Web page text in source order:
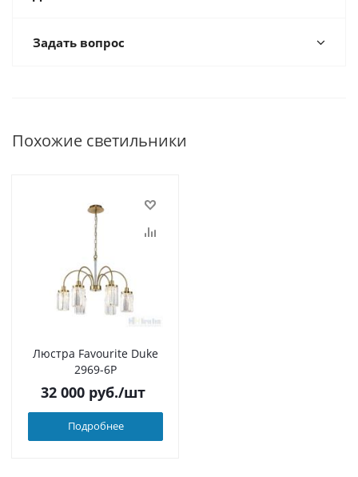
Задать вопрос
Похожие светильники
Люстра Favourite Duke
2969-6P
32 000руб./шт
Подробнее